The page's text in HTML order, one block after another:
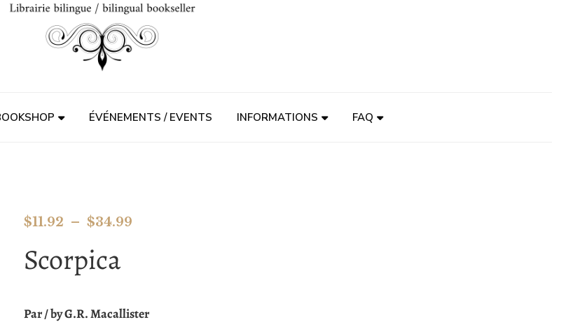
ÉVÉNEMENTS / EVENTS INFORMATIONS FAQ
$11.92 – $34.99
Scorpica
Par / by G.R. Macallister